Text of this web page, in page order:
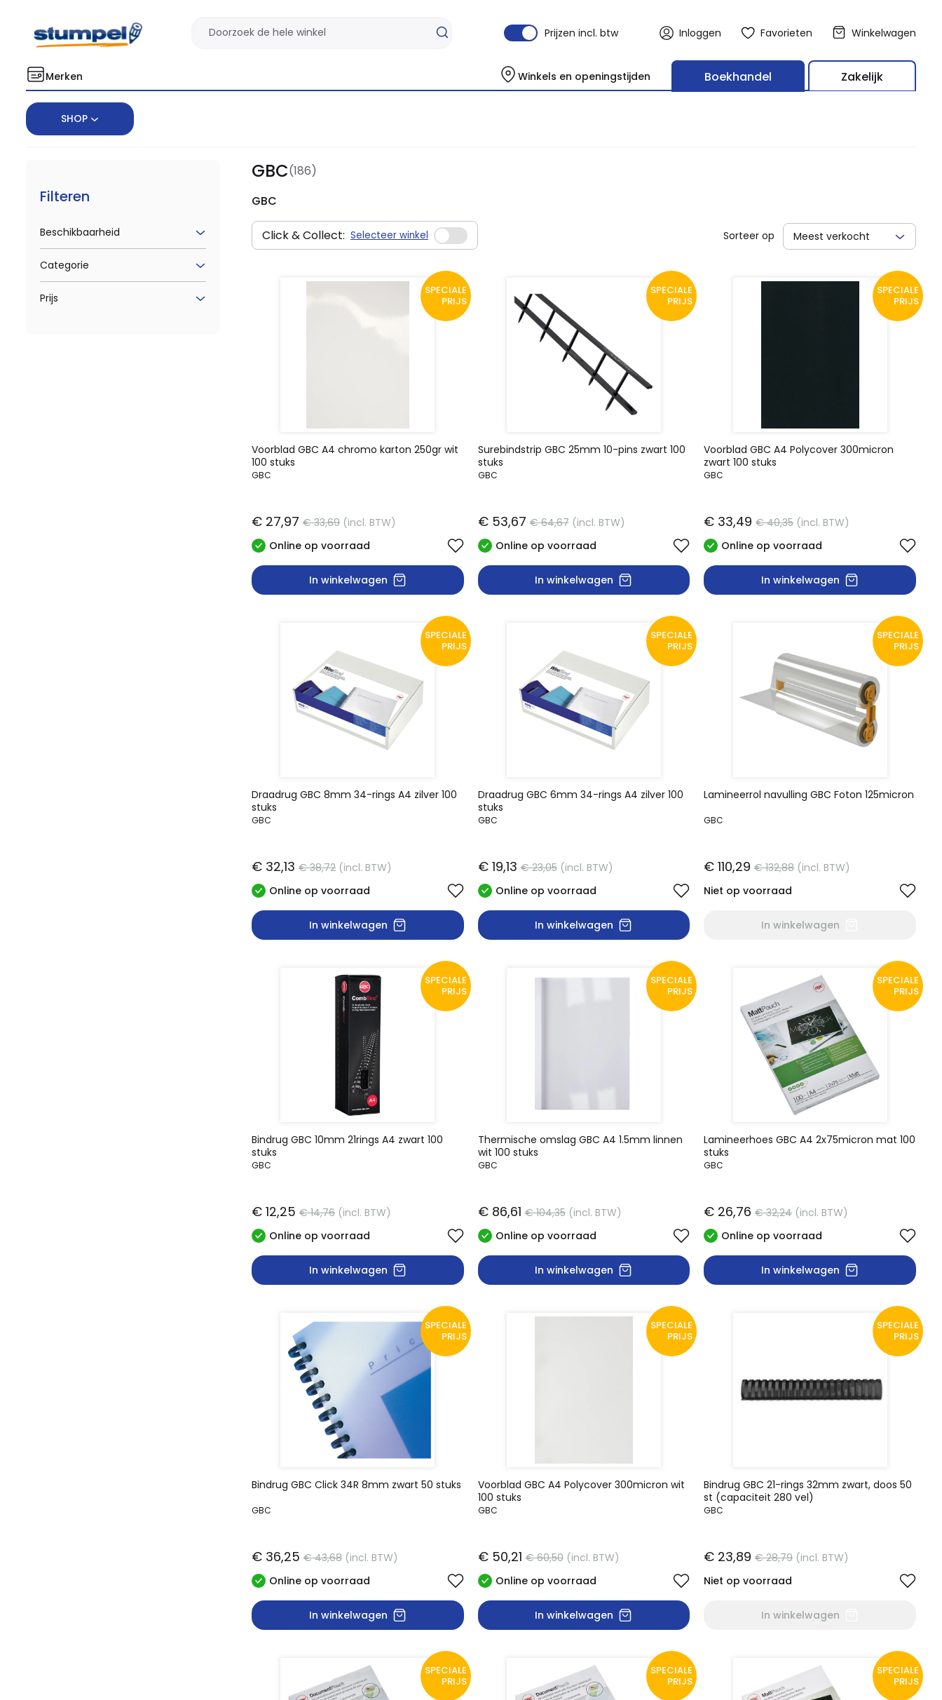
Prijzen incl. btw Inloggen Favorieten Winkelwagen
Merken Winkels en openingstijden Boekhandel Zakelijk
SHOP
Home Merken GBC
Filteren
Beschikbaarheid
Categorie
Prijs
GBC(186)
GBC
Click & Collect: Selecteer winkel Sorteer op Meest verkocht
SPECIALE
PRIJS
Voorblad GBC A4 chromo karton 250gr wit
100 stuks
GBC
€ 27,97 € 33,69 (incl. BTW)
Online op voorraad
In winkelwagen
SPECIALE
PRIJS
Surebindstrip GBC 25mm 10-pins zwart 100
stuks
GBC
€ 53,67€ 64,67 (incl. BTW)
Online op voorraad
In winkelwagen
SPECIALE
PRIJS
Voorblad GBC A4 Polycover 300micron
zwart 100 stuks
GBC
€ 33,49€ 40,35 (incl. BTW)
Online op voorraad
In winkelwagen
SPECIALE
PRIJS
Draadrug GBC 8mm 34-rings A4 zilver 100
stuks
GBC
€ 32,13 € 38,72 (incl. BTW)
Online op voorraad
In winkelwagen
SPECIALE
PRIJS
Draadrug GBC 6mm 34-rings A4 zilver 100
stuks
GBC
€ 19,13€ 23,05 (incl. BTW)
Online op voorraad
In winkelwagen
SPECIALE
PRIJS
Lamineerrol navulling GBC Foton 125micron
GBC
€ 110,29€ 132,88 (incl. BTW)
Niet op voorraad
In winkelwagen
SPECIALE
PRIJS
Bindrug GBC 10mm 21rings A4 zwart 100
stuks
GBC
€ 12,25 € 14,76 (incl. BTW)
Online op voorraad
In winkelwagen
SPECIALE
PRIJS
Thermische omslag GBC A4 1.5mm linnen
wit 100 stuks
GBC
€ 86,61€ 104,35 (incl. BTW)
Online op voorraad
In winkelwagen
SPECIALE
PRIJS
Lamineerhoes GBC A4 2x75micron mat 100
stuks
GBC
€ 26,76€ 32,24 (incl. BTW)
Online op voorraad
In winkelwagen
SPECIALE
PRIJS
Bindrug GBC Click 34R 8mm zwart 50 stuks
GBC
€ 36,25 € 43,68 (incl. BTW)
Online op voorraad
In winkelwagen
SPECIALE
PRIJS
Voorblad GBC A4 Polycover 300micron wit
100 stuks
GBC
€ 50,21€ 60,50 (incl. BTW)
Online op voorraad
In winkelwagen
SPECIALE
PRIJS
Bindrug GBC 21-rings 32mm zwart, doos 50
st (capaciteit 280 vel)
GBC
€ 23,89€ 28,79 (incl. BTW)
Niet op voorraad
In winkelwagen
SPECIALE
PRIJS
SPECIALE
PRIJS
SPECIALE
PRIJS